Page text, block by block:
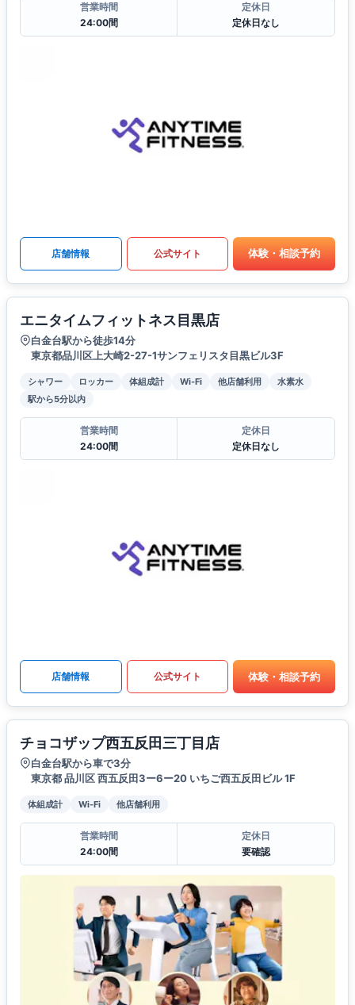
営業時間
24:00間
定休日
定休日なし
店舗情報 公式サイト 体験・相談予約
エニタイムフィットネス目黒店
白金台駅から徒歩14分
東京都品川区上大崎2-27-1サンフェリスタ目黒ビル3F
シャワー ロッカー 体組成計 Wi-Fi 他店舗利用
水素水
駅から5分以内
営業時間
24:00間
定休日
定休日なし
店舗情報 公式サイト 体験・相談予約
チョコザップ西五反田三丁目店
白金台駅から車で3分
東京都 品川区 西五反田3ー6ー20 いちご西五反田ビル 1F
体組成計 Wi-Fi 他店舗利用
営業時間
24:00間
定休日
要確認